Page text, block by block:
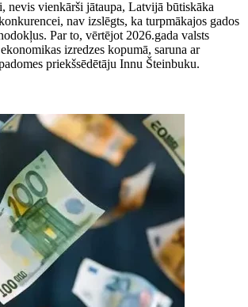
nevis vienkārši jātaupa, Latvijā būtiskāka
nav izslēgts, ka turpmākajos gados
Par to, vērtējot 2026.gada valsts
izredzes kopumā, saruna ar
priekšsēdētāju Innu Šteinbuku.